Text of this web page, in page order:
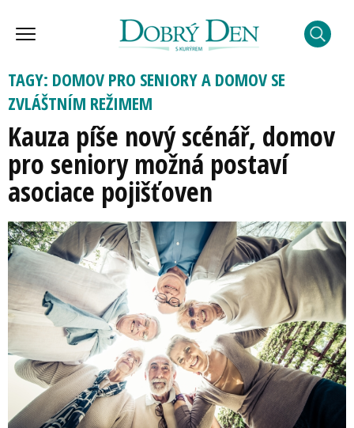
TAGY: DOMOV PRO SENIORY A DOMOV SE
ZVLÁŠTNÍM REŽIMEM
Kauza píše nový scénář, domov
pro seniory možná postaví
asociace pojišťoven